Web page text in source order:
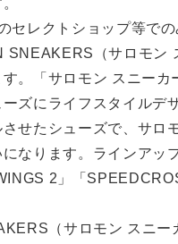
セレクトショップ等で
SNEAKERS（サロモン
。「サロモン スニーカ
ズにライフスタイルデ
せたシューズで、サロ
なります。ラインアッ
2」「